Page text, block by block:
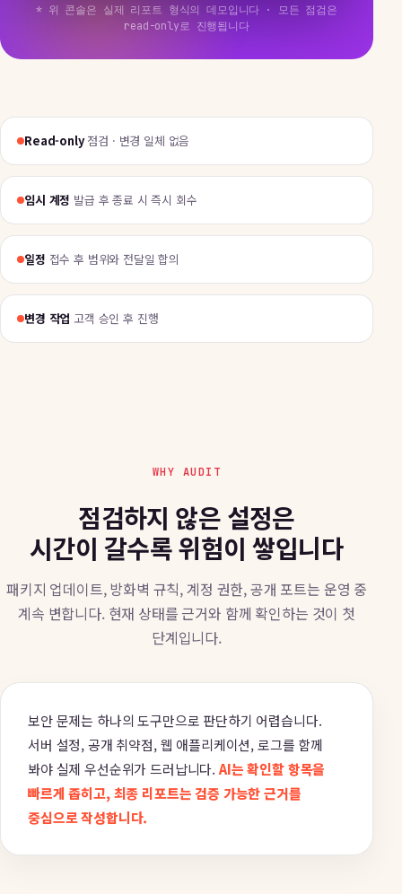
* 위 콘솔은 실제 리포트 형식의 데모입니다 · 모든 점검은
read-only로 진행됩니다
Read-only점검 · 변경 일체 없음
임시 계정 발급 후 종료 시 즉시 회수
일정 접수 후 범위와 전달일 합의
변경 작업 고객 승인 후 진행
WHY AUDIT
점검하지 않은 설정은
시간이 갈수록 위험이 쌓입니다
패키지 업데이트, 방화벽 규칙, 계정 권한, 공개 포트는 운영 중
계속 변합니다. 현재 상태를 근거와 함께 확인하는 것이 첫
단계입니다.
보안 문제는 하나의 도구만으로 판단하기 어렵습니다.
서버 설정, 공개 취약점, 웹 애플리케이션, 로그를 함께
봐야 실제 우선순위가 드러납니다. AI는 확인할 항목을
빠르게 좁히고, 최종 리포트는 검증 가능한 근거를
중심으로 작성합니다.